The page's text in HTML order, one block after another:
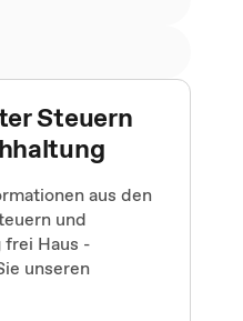
Steuern
aus den
und
frei Haus -
unseren